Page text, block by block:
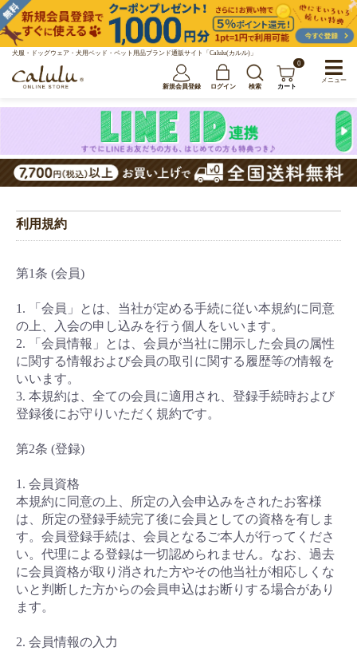
犬服・ドッグウェア・犬用ベッド・ペット用品ブランド通販サイト「Calulu(カルル)」
新規会員登録 ログイン 検索
0
カート
利用規約
第1条 (会員)
1. 「会員」とは、当社が定める手続に従い本規約に同意
の上、入会の申し込みを行う個人をいいます。
2. 「会員情報」とは、会員が当社に開示した会員の属性
に関する情報および会員の取引に関する履歴等の情報を
いいます。
3. 本規約は、全ての会員に適用され、登録手続時および
登録後にお守りいただく規約です。
第2条 (登録)
1. 会員資格
本規約に同意の上、所定の入会申込みをされたお客様
は、所定の登録手続完了後に会員としての資格を有しま
す。会員登録手続は、会員となるご本人が行ってくださ
い。代理による登録は一切認められません。なお、過去
に会員資格が取り消された方やその他当社が相応しくな
いと判断した方からの会員申込はお断りする場合があり
ます。
2. 会員情報の入力
メニュー